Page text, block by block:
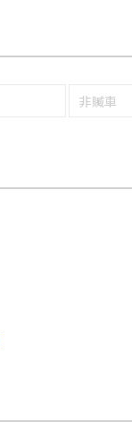
非贓車